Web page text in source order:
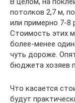
потолков 2,7 м,
или примерно 7-8
Стоимость этих
более-менее
чуть дороже.
бюджета хозяев
Что касается
будут